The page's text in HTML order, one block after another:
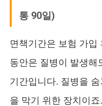
통 90일)
면책기간은 보험 가입
동안은 질병이 발생해
기간입니다. 질병을
을 막기 위한 장치이